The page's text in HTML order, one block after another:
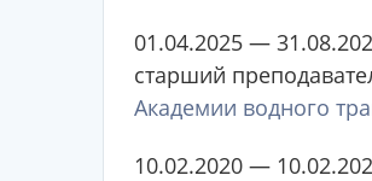
01.04.2025 —
старший
Академии водного
10.02.2020 —